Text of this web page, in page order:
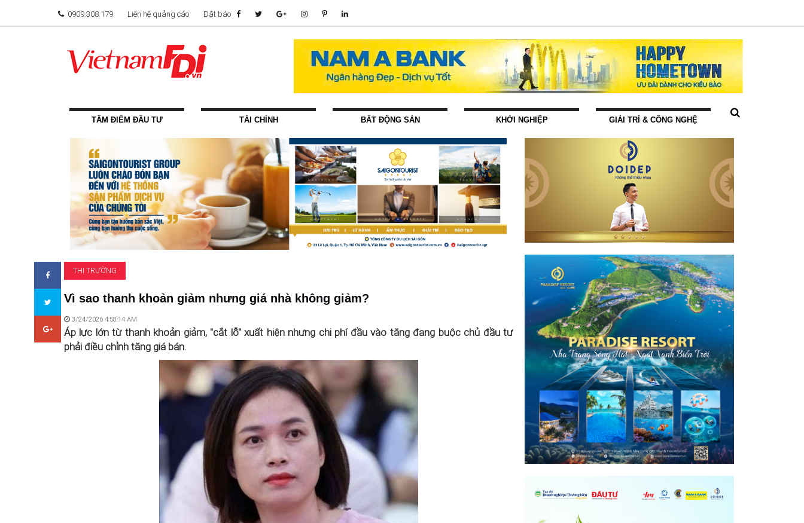
0909.308.179 Liên hệ quảng cáo Đặt báo
TÂM ĐIỂM ĐẦU TƯ TÀI CHÍNH BẤT ĐỘNG SẢN KHỞI NGHIỆP GIẢI TRÍ & CÔNG NGHỆ
THỊ TRƯỜNG
Vì sao thanh khoản giảm nhưng giá nhà không giảm?
3/24/2026 4:58:14 AM
Áp lực lớn từ thanh khoản giảm, "cắt lỗ" xuất hiện nhưng chi phí đầu vào tăng đang buộc chủ đầu tư
phải điều chỉnh tăng giá bán.